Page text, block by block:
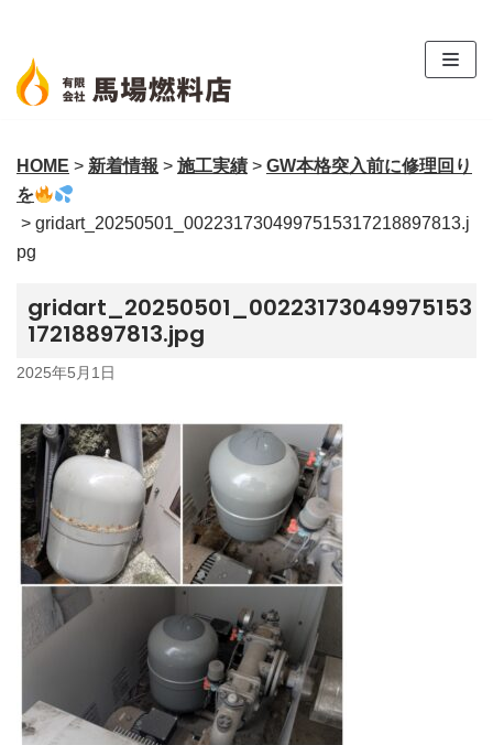
ン
テ
ン
へ
ス
キ
ッ
HOME > 新着情報 > 施工実績 > GW本格突入前に修理回り
を
> gridart_20250501_0022317304997515317218897813.j
pg
gridart_20250501_00223173049975153
17218897813.jpg
2025年5月1日